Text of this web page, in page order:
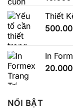
5 sao
Thiết
In
20.000
NỔI BẬT